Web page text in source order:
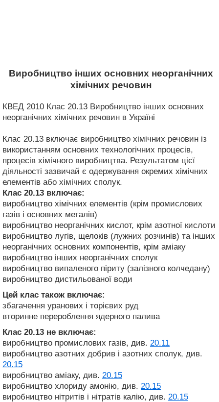
Виробництво інших основних неорганічних
хімічних речовин
КВЕД 2010 Клас 20.13 Виробництво інших основних
неорганічних хімічних речовин в Україні
Клас 20.13 включає виробництво хімічних речовин із
використанням основних технологічних процесів,
процесів хімічного виробництва. Результатом цієї
діяльності зазвичай є одержування окремих хімічних
елементів або хімічних сполук.
Клас 20.13 включає:
виробництво хімічних елементів (крім промислових
газів і основних металів)
виробництво неорганічних кислот, крім азотної кислоти
виробництво лугів, щелоків (лужних розчинів) та інших
неорганічних основних компонентів, крім аміаку
виробництво інших неорганічних сполук
виробництво випаленого піриту (залізного колчедану)
виробництво дистильованої води
Цей клас також включає:
збагачення уранових і торієвих руд
вторинне перероблення ядерного палива
Клас 20.13 не включає:
виробництво промислових газів, див. 20.11
виробництво азотних добрив і азотних сполук, див.
20.15
виробництво аміаку, див. 20.15
виробництво хлориду амонію, див. 20.15
виробництво нітритів і нітратів калію, див. 20.15